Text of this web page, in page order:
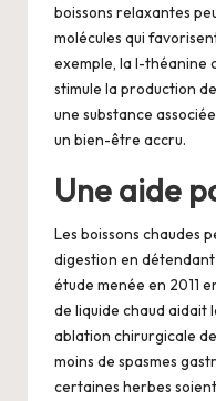
boissons relaxantes
molécules qui
exemple, la l-théanine
stimule la production
une substance
un bien-être accru.
Une aide
Les boissons chaudes
digestion en détendant
étude menée en 2011
de liquide chaud aidait
ablation chirurgicale
moins de spasmes
certaines herbes